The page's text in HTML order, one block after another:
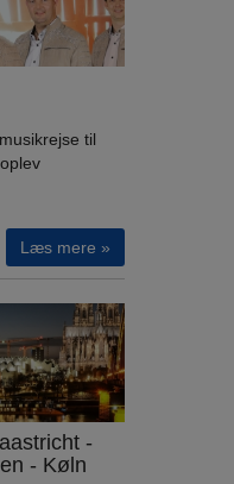
til
Læs mere »
-
- Køln